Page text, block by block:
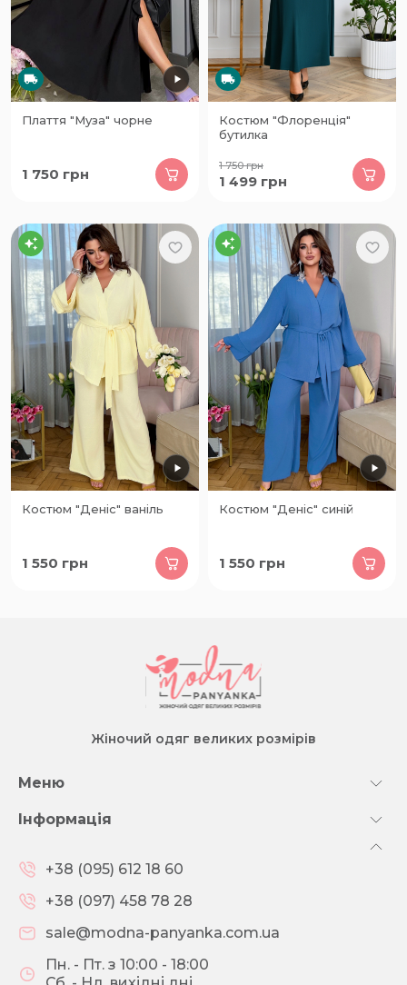
Плаття "Муза" чорне
1 750 грн
Костюм "Флоренція"
бутилка
1 750грн
1 499 грн
Костюм "Деніс" ваніль
1 550 грн
Костюм "Деніс" синій
1 550 грн
Жіночий одяг великих розмірів
Меню
Інформація
+38 (095) 612 18 60
+38 (097) 458 78 28
sale@modna-panyanka.com.ua
Пн. - Пт. з 10:00 - 18:00